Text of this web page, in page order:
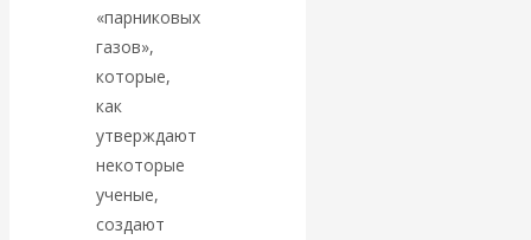
Валентин
Катасонов.
«Мировые
ростовщики»:
«парниковых
газов»,
которые,
как
утверждают
некоторые
ученые,
создают